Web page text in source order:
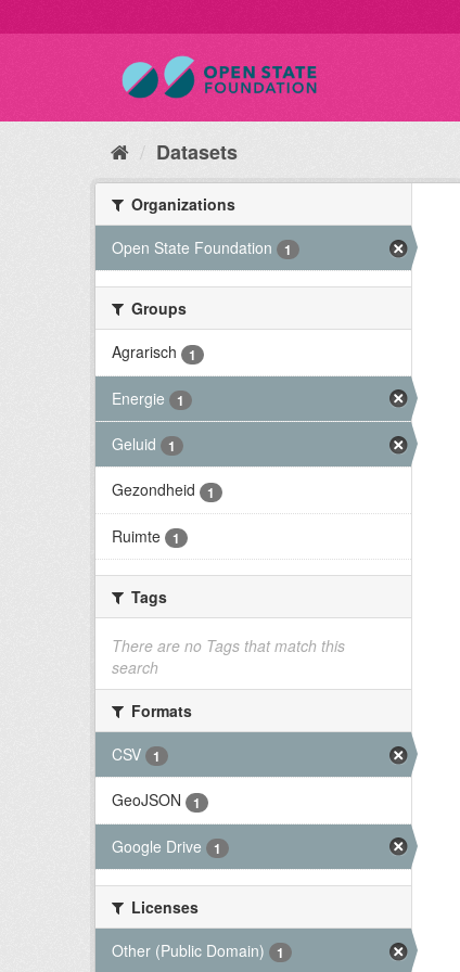
Datasets
Organizations
Open State Foundation
1
Groups
Agrarisch
1
Energie 1
Geluid 1
Gezondheid 1
Ruimte 1
Tags
There are no Tags that match this
search
Formats
CSV
1
GeoJSON 1
Google Drive 1
Licenses
Other (Public Domain)
1